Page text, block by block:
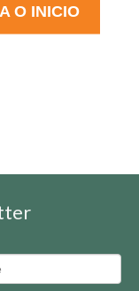
O INICIO